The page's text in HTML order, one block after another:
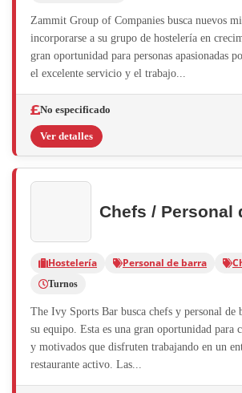
Zammit Group of Companies busca nuevos
incorporarse a su grupo de hostelería en
gran oportunidad para personas apasionadas
el excelente servicio y el trabajo...
No especificado
Ver detalles
Chefs / Personal
Hostelería Personal de barra
Turnos
The Ivy Sports Bar busca chefs y personal de
su equipo. Esta es una gran oportunidad para
y motivados que disfruten trabajando en un
restaurante activo. Las...